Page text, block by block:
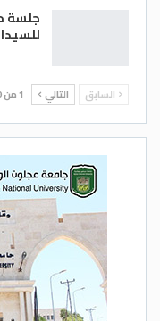
جلسة
السابق التالي 1 من 629